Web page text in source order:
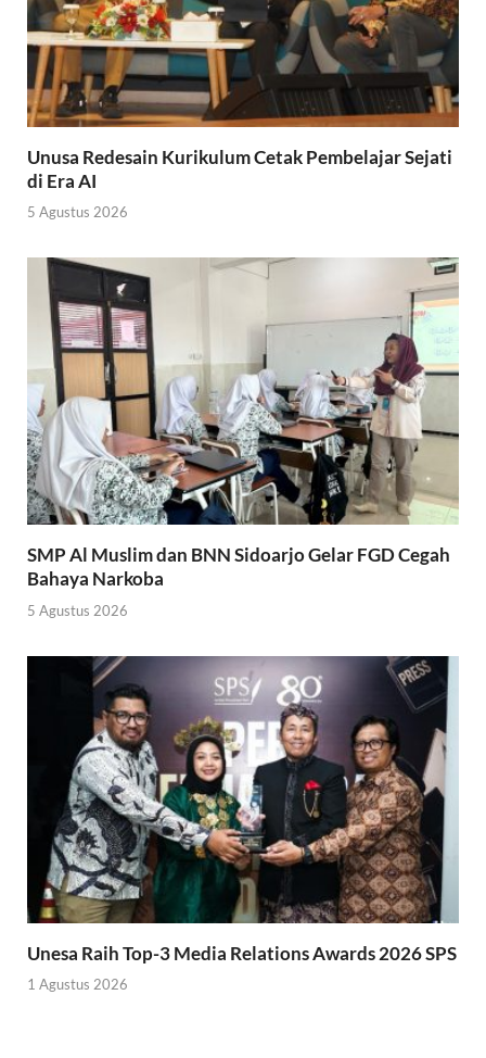
Unusa Redesain Kurikulum Cetak Pembelajar Sejati
di Era AI
5 Agustus 2026
SMP Al Muslim dan BNN Sidoarjo Gelar FGD Cegah
Bahaya Narkoba
5 Agustus 2026
Unesa Raih Top-3 Media Relations Awards 2026 SPS
1 Agustus 2026